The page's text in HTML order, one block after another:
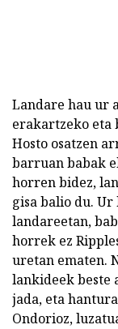
Landare hau ur
erakartzeko eta
Hosto osatzen
barruan babak
horren bidez,
gisa balio du.
landareetan,
horrek ez
uretan ematen.
lankideek beste
jada, eta
Ondorioz,